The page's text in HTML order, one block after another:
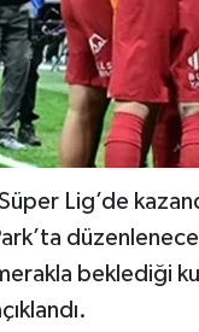
Lig’de
beklediği